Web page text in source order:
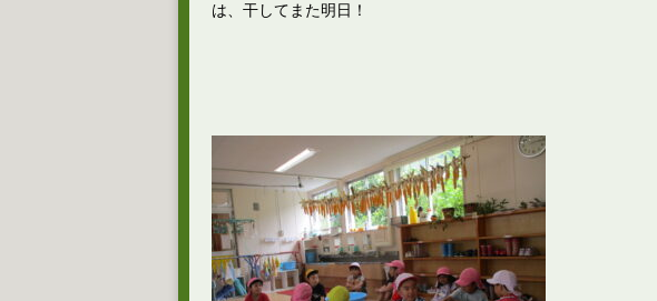
は、干してまた明日！